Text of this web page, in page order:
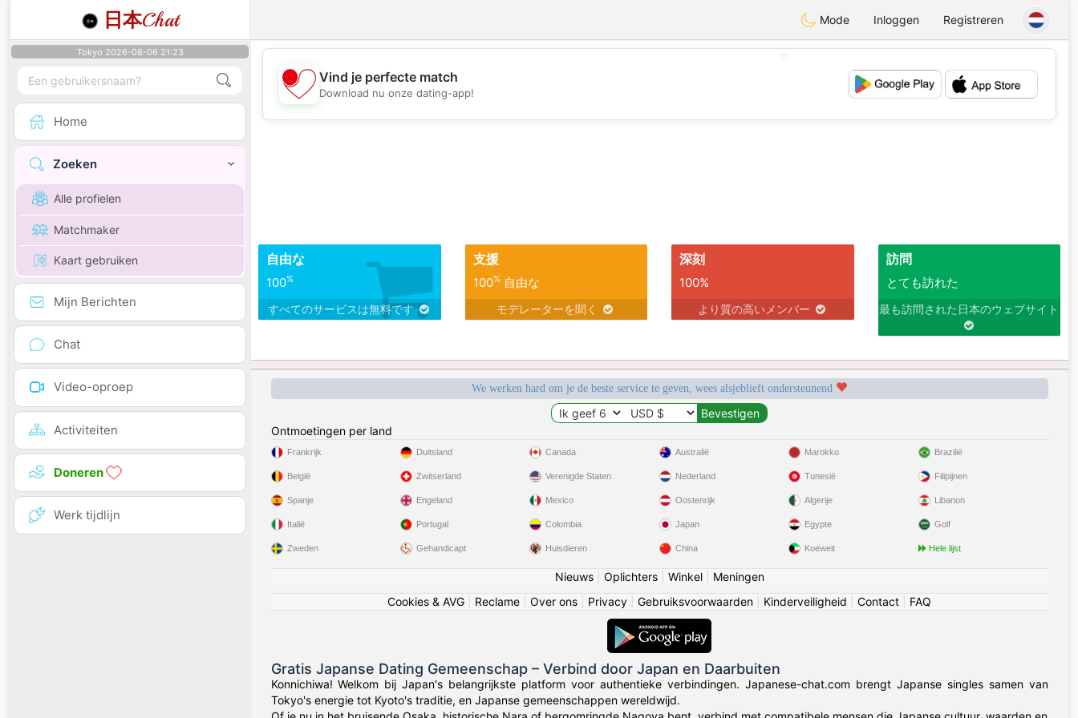
日本Chat Mode Inloggen Registreren
Tokyo 2026-08-06 21:23
Home
Zoeken
Alle profielen
Matchmaker
Kaart gebruiken
Mijn Berichten
Chat
Video-oproep
Activiteiten
Doneren
Werk tijdlijn
💖
💕
Vind je perfecte match
Download nu onze dating-app!
自由な
100%
すべてのサービスは無料です
支援
100%自由な
モデレーターを聞く
深刻
100%
より質の高いメンバー
訪問
とても訪れた
最も訪問された日本のウェブサイト
We werken hard om je de beste service te geven, wees alsjeblieft ondersteunend
Ontmoetingen per land
Frankrijk
België
Spanje
Italië
Zweden
Duitsland
Zwitserland
Engeland
Portugal
Gehandicapt
Canada
Verenigde Staten
Mexico
Colombia
Huisdieren
Australië
Nederland
Oostenrijk
Japan
China
Marokko
Tunesië
Algerije
Egypte
Koeweit
Brazilië
Filipijnen
Libanon
Golf
Hele lijst
Nieuws| Oplichters| Winkel| Meningen
Cookies & AVG
Reclame Over ons Privacy Gebruiksvoorwaarden Kinderveiligheid Contact FAQ
Gratis Japanse Dating Gemeenschap – Verbind door Japan en Daarbuiten
Konnichiwa! Welkom bij Japan's belangrijkste platform voor authentieke verbindingen. Japanese-chat.com brengt Japanse singles samen van
Tokyo's energie tot Kyoto's traditie, en Japanse gemeenschappen wereldwijd.